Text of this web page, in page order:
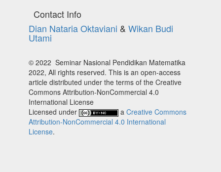
Contact Info
Dian Nataria Oktaviani & Wikan Budi
Utami
© 2022 Seminar Nasional Pendidikan Matematika
2022, All rights reserved. This is an open-access
article distributed under the terms of the Creative
Commons Attribution-NonCommercial 4.0
International License
Licensed under
a Creative Commons
Attribution-NonCommercial 4.0 International
License.